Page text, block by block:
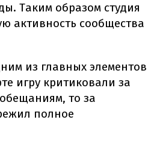
Таким образом студия
активность сообщества
из главных элементов
игру критиковали за
то за
полное